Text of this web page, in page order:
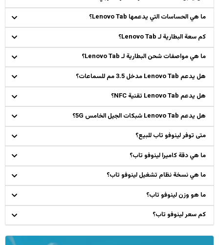
ما هي الحساسات التي يدعمها Lenovo Tab؟
كم سعة البطارية لـ Lenovo Tab؟
ما هي مواصفات شحن البطارية لـ Lenovo Tab؟
هل يدعم Lenovo Tab مدخل 3.5 مم للسماعات؟
هل يدعم Lenovo Tab تقنية NFC؟
هل يدعم Lenovo Tab شبكات الجيل الخامس 5G؟
متى توفر لينوفو تاب للبيع؟
ما هي دقة كاميرا لينوفو تاب؟
ما هي نسخة نظام تشغيل لينوفو تاب؟
ما هو وزن لينوفو تاب؟
كم سعر لينوفو تاب؟